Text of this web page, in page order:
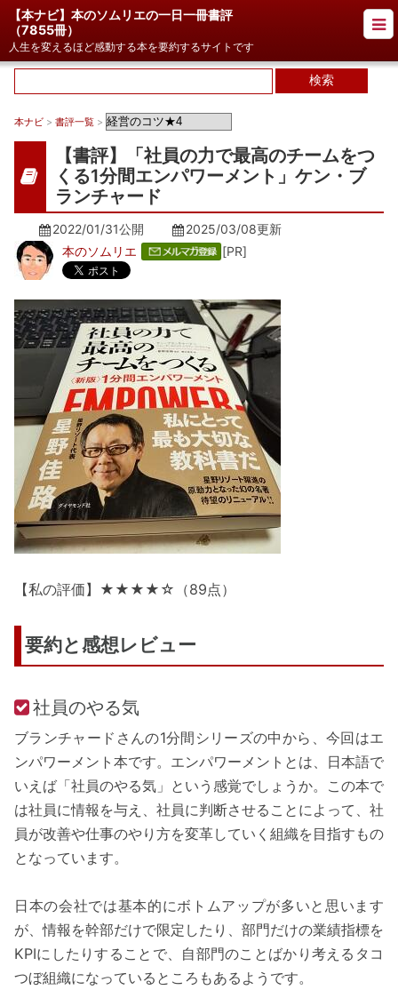
【本ナビ】本のソムリエの一日一冊書評
（7855冊）
人生を変えるほど感動する本を要約するサイトです
本ナビ > 書評一覧 >
【書評】「社員の力で最高のチームをつ
くる1分間エンパワーメント」ケン・ブ
ランチャード
2022/01/31公開 2025/03/08更新
本のソムリエ
[PR]
【私の評価】★★★★☆（89点）
要約と感想レビュー
社員のやる気
ブランチャードさんの1分間シリーズの中から、今回はエ
ンパワーメント本です。エンパワーメントとは、日本語で
いえば「社員のやる気」という感覚でしょうか。この本で
は社員に情報を与え、社員に判断させることによって、社
員が改善や仕事のやり方を変革していく組織を目指すもの
となっています。
日本の会社では基本的にボトムアップが多いと思います
が、情報を幹部だけで限定したり、部門だけの業績指標を
KPIにしたりすることで、自部門のことばかり考えるタコ
つぼ組織になっているところもあるようです。